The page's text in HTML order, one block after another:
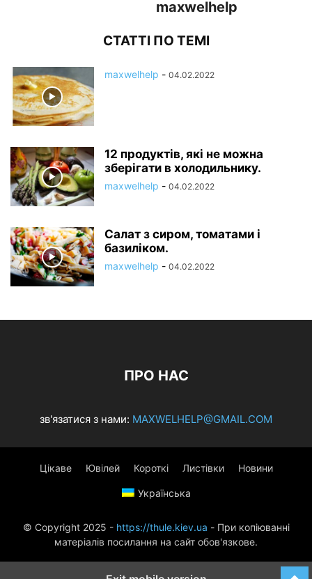
maxwelhelp
СТАТТІ ПО ТЕМІ
maxwelhelp - 04.02.2022
12 продуктів, які не можна
зберігати в холодильнику.
maxwelhelp - 04.02.2022
Салат з сиром, томатами і
базиліком.
maxwelhelp - 04.02.2022
ПРО НАС
зв'язатися з нами: MAXWELHELP@GMAIL.COM
Цікаве Ювілей Короткі Листівки Новини
Українська
© Copyright 2025 - https://thule.kiev.ua - При копіюванні
матеріалів посилання на сайт обов'язкове.